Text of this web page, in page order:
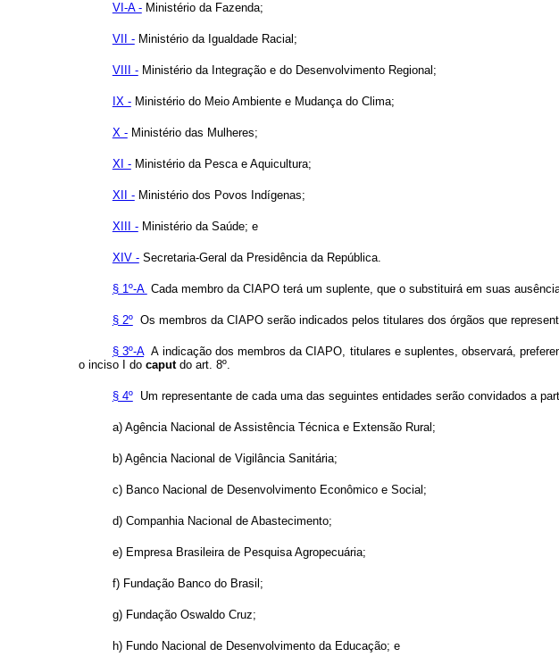
VI-A -Ministério da Fazenda;
VII -Ministério da Igualdade Racial;
VIII -Ministério da Integração e do Desenvolvimento Regional;
IX -Ministério do Meio Ambiente e Mudança do Clima;
X -Ministério das Mulheres;
XI -Ministério da Pesca e Aquicultura;
XII -Ministério dos Povos Indígenas;
XIII -Ministério da Saúde; e
XIV -Secretaria-Geral da Presidência da República.
§ 1º-A Cada membro da CIAPO terá um suplente, que o substituirá em suas
§ 2ºOs membros da CIAPO serão indicados pelos titulares dos órgãos que
§ 3º-AA indicação dos membros da CIAPO, titulares e suplentes, observará,
o inciso I do caputdo art. 8º.
§ 4ºUm representante de cada uma das seguintes entidades serão convidados a
a) Agência Nacional de Assistência Técnica e Extensão Rural;
b) Agência Nacional de Vigilância Sanitária;
c) Banco Nacional de Desenvolvimento Econômico e Social;
d) Companhia Nacional de Abastecimento;
e) Empresa Brasileira de Pesquisa Agropecuária;
f) Fundação Banco do Brasil;
g) Fundação Oswaldo Cruz;
h) Fundo Nacional de Desenvolvimento da Educação; e